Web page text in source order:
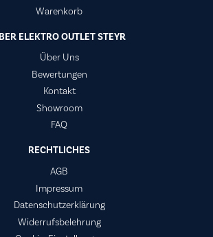
Warenkorb
ELEKTRO OUTLET STEYR
Über Uns
Bewertungen
Kontakt
Showroom
FAQ
RECHTLICHES
AGB
Impressum
Datenschutzerklärung
Widerrufsbelehrung